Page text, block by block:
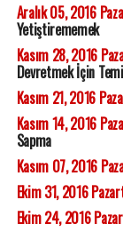
Aralık 05, 2016
Yetiştirememek
Kasım 28, 2016
Devretmek İçin
Kasım 21, 2016
Kasım 14, 2016
Sapma
Kasım 07, 2016
Ekim 31, 2016
Ekim 24, 2016